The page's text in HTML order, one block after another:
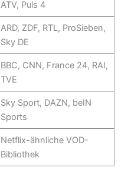
ATV, Puls 4
ARD, ZDF, RTL, ProSieben,
Sky DE
BBC, CNN, France 24, RAI,
TVE
Sky Sport, DAZN, beIN
Sports
Netflix-ähnliche VOD-
Bibliothek